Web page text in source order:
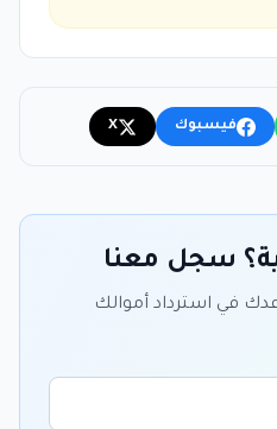
فيسبوك X
سجل معنا
في استرداد أموالك